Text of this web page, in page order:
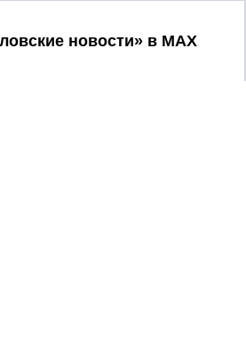
Принять